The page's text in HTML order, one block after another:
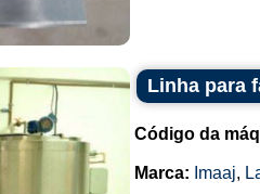
Linha para
Código da
Marca: Imaaj,